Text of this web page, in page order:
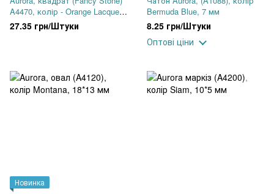
A4470, колір - Orange Lacquer
Neon, 10 мм
27.35 грн/Штуки
Bermuda Blue, 7 мм
8.25 грн/Штуки
Оптові ціни
Новинка